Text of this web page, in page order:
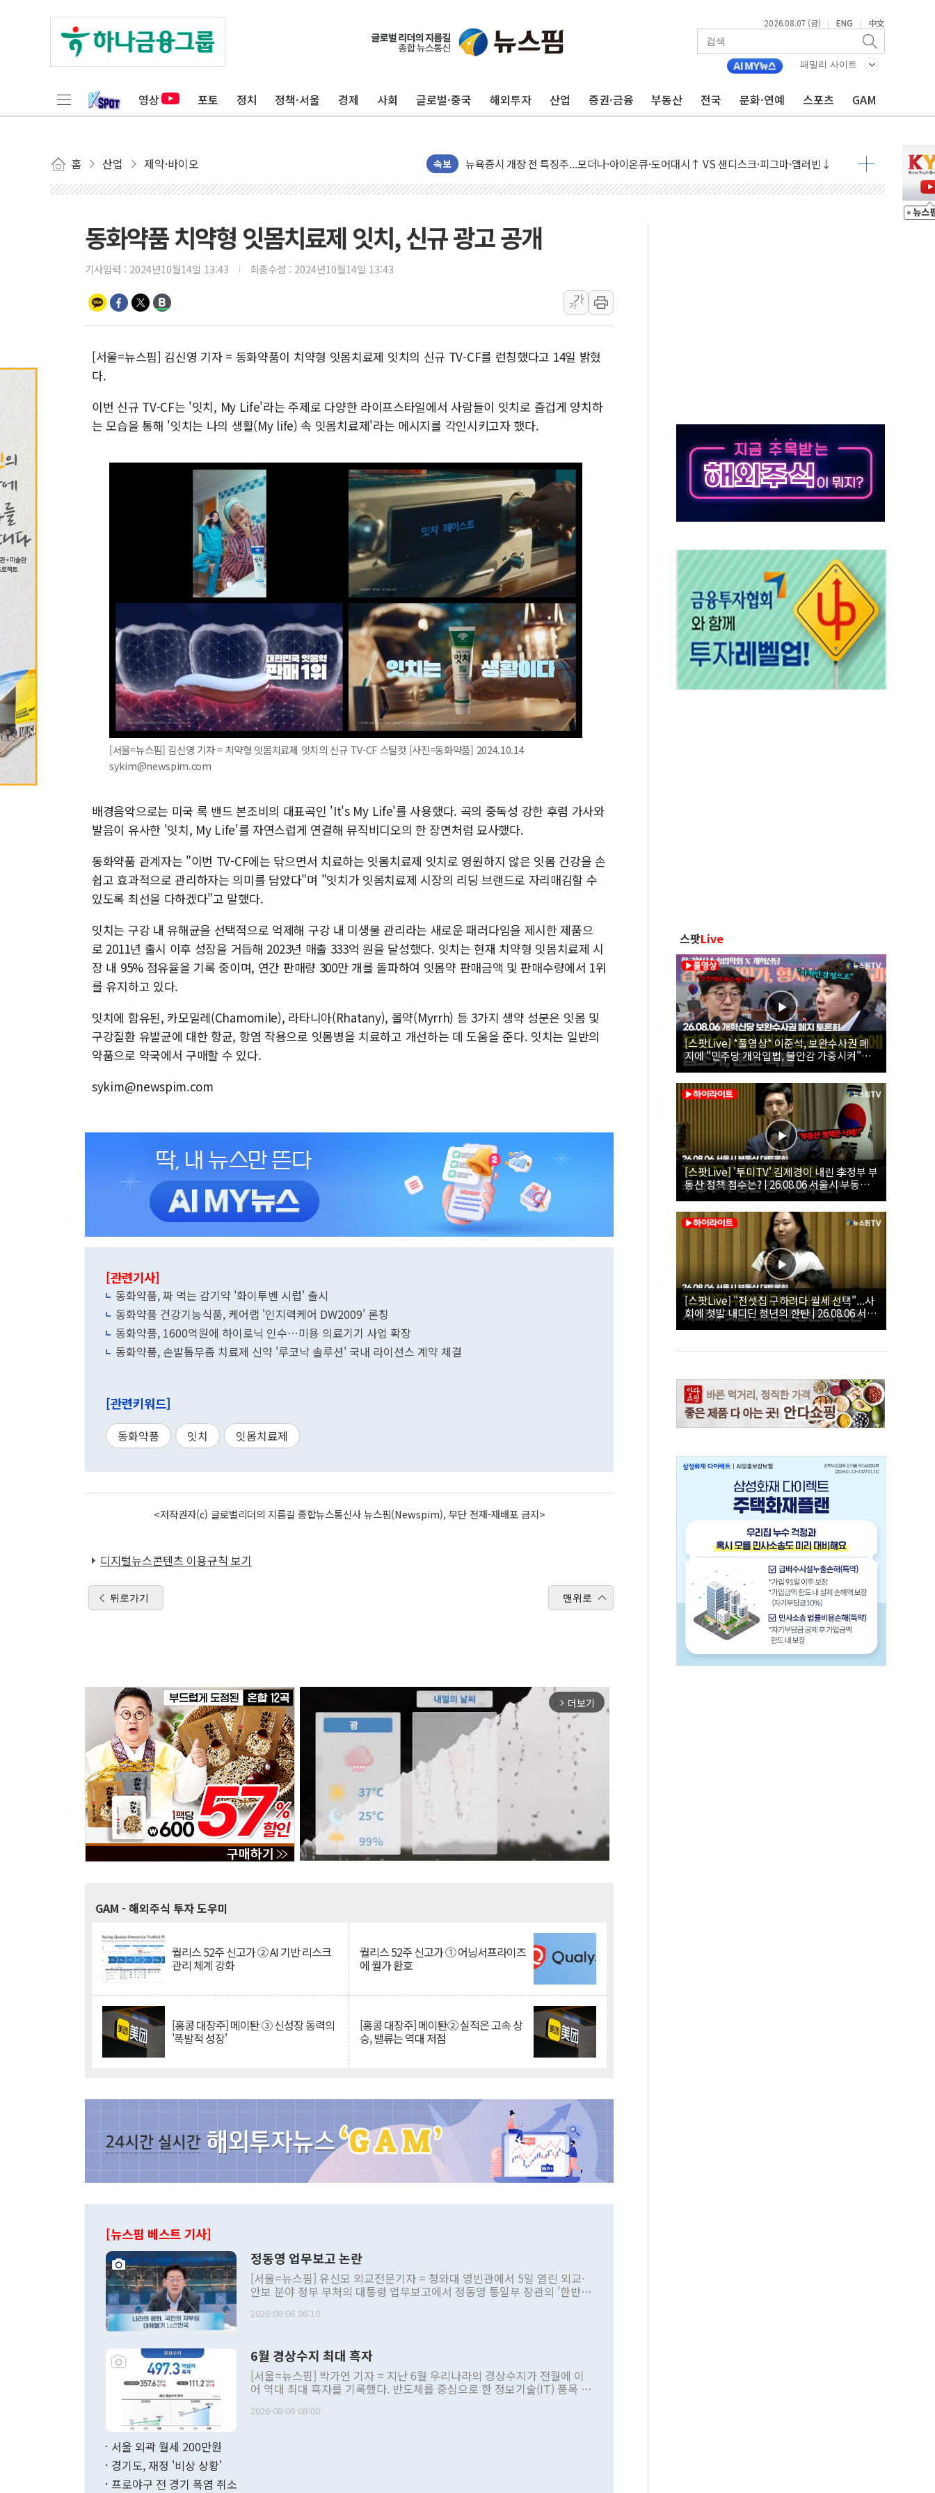
2026.08.07 (금) | ENG | 中文
패밀리 사이트
영상 포토 정치 정책·서울 경제 사회 글로벌·중국 해외투자 산업 증권·금융 부동산 전국 문화·연예 스포츠 GAM
홈 산업 제약·바이오 속보
김정관 장관 "영업이익 N% 성과급 반대…상법·자본시장법 개정 논의"
뉴욕증시 프리뷰, 미 주가선물 AI주 차익실현 속 혼조세...웨스턴디지털·샌디스크↓
금값 7주 만에 최고…美 고용 둔화·호르무즈 재개방 기대에 강세
[베트남 증시] 지수 하락 속 'DGC' 임시 주총 기대감에 홀로 상한가…마진 잔액은 사상 최고
'월가의 황제' 다이먼 "금융시장 레버리지 위험수위…숨은 차입이 더 큰 변수"
김정관 산업부 장관 "주 52시간 손봐야, 경쟁상대 中과 비교해야"
[3보] 북, 원산서 동해로 단거리 탄도미사일 1발 발사… 올해 10번째·42일 만 도발
우크라 드론 전술, 중남미 콜롬비아에 새 안보 위기… 반군·마약카르텔이 습득해 전투 활용
주한미군 "오산기지 누출, 백린 아닌 무해한 표면 부식 물질"
구미 폐염산처리업체서 불 2시간30여분만에 진화...외국인 노동자 숨져
해군과 함께하는 '불금전파, 송정' 시즌2
동화약품 치약형 잇몸치료제 잇치, 신규 광고 공개
기사입력 : 2024년10월14일 13:43 최종수정 : 2024년10월14일 13:43
가
가
[서울=뉴스핌] 김신영 기자 = 동화약품이 치약형 잇몸치료제 잇치의 신규 TV-CF를 런칭했다고 14일 밝혔
다.
이번 신규 TV-CF는 '잇치, My Life'라는 주제로 다양한 라이프스타일에서 사람들이 잇치로 즐겁게 양치하
는 모습을 통해 '잇치는 나의 생활(My life) 속 잇몸치료제'라는 메시지를 각인시키고자 했다.
[서울=뉴스핌] 김신영 기자 = 치약형 잇몸치료제 잇치의 신규 TV-CF 스틸컷 [사진=동화약품] 2024.10.14
sykim@newspim.com
배경음악으로는 미국 록 밴드 본조비의 대표곡인 'It's My Life'를 사용했다. 곡의 중독성 강한 후렴 가사와
발음이 유사한 '잇치, My Life'를 자연스럽게 연결해 뮤직비디오의 한 장면처럼 묘사했다.
동화약품 관계자는 "이번 TV-CF에는 닦으면서 치료하는 잇몸치료제 잇치로 영원하지 않은 잇몸 건강을 손
쉽고 효과적으로 관리하자는 의미를 담았다"며 "잇치가 잇몸치료제 시장의 리딩 브랜드로 자리매김할 수
있도록 최선을 다하겠다"고 말했다.
잇치는 구강 내 유해균을 선택적으로 억제해 구강 내 미생물 관리라는 새로운 패러다임을 제시한 제품으
로 2011년 출시 이후 성장을 거듭해 2023년 매출 333억 원을 달성했다. 잇치는 현재 치약형 잇몸치료제 시
장 내 95% 점유율을 기록 중이며, 연간 판매량 300만 개를 돌파하여 잇몸약 판매금액 및 판매수량에서 1위
를 유지하고 있다.
잇치에 함유된, 카모밀레(Chamomile), 라타니아(Rhatany), 몰약(Myrrh) 등 3가지 생약 성분은 잇몸 및
구강질환 유발균에 대한 항균, 항염 작용으로 잇몸병을 치료하고 개선하는 데 도움을 준다. 잇치는 일반의
약품으로 약국에서 구매할 수 있다.
sykim@newspim.com
[관련기사]
동화약품, 짜 먹는 감기약 '화이투벤 시럽' 출시
동화약품 건강기능식품, 케어랩 '인지력케어 DW2009' 론칭
동화약품, 1600억원에 하이로닉 인수…미용 의료기기 사업 확장
동화약품, 손발톱무좀 치료제 신약 '루코낙 솔루션' 국내 라이선스 계약 체결
[관련키워드]
동화약품 잇치 잇몸치료제
<저작권자(c) 글로벌리더의 지름길 종합뉴스통신사 뉴스핌(Newspim), 무단 전재-재배포 금지>
디지털뉴스콘텐츠 이용규칙 보기
뒤로가기 맨위로
arrow_forward_ios 더보기
GAM - 해외주식 투자 도우미
퀄리스 52주 신고가 ② AI 기반 리스크
관리 체계 강화
퀄리스 52주 신고가 ① 어닝서프라이즈
에 월가 환호
[홍콩 대장주] 메이퇀 ③ 신성장 동력의
'폭발적 성장'
[홍콩 대장주] 메이퇀② 실적은 고속 상
승, 밸류는 역대 저점
[뉴스핌 베스트 기사]
정동영 업무보고 논란
[서울=뉴스핌] 유신모 외교전문기자 = 청와대 영빈관에서 5일 열린 외교·
안보 분야 정부 부처의 대통령 업무보고에서 정동영 통일부 장관의 '한반도
발언 중에는 정부 내 조율을 거치지 않은 사안을 정책으로 추진하겠다고 공
주의적 희망에 근거한 비현실적 구상'이라는 비판을 내놨다. 그동안 정 장
관의 대북 정책 관련 발언이 물의를 빚은 적은 여러 번 있지만 대통령과 유
관 부처 장관이 공개적으로 부정적 입장을 표명한 것은 이례적이다. 정 장
관의 무리한 대북 접근법과 월권을 제어해야 한다는 목소리도 높아지고 있
다. [정동영 통일부 장관이 지난달 23일 오후 서울 종로구 정부서울청사에
2026-08-06 06:10
6월 경상수지 최대 흑자
[서울=뉴스핌] 박가연 기자 = 지난 6월 우리나라의 경상수지가 전월에 이
어 역대 최대 흑자를 기록했다. 반도체를 중심으로 한 정보기술(IT) 품목 수
료=한국은행] 한국은행이 6일 발표한 '2026년 6월 국제수지(잠정)'에 따르
2026-08-06 08:00
서울 외곽 월세 200만원
경기도, 재정 '비상 상황'
프로야구 전 경기 폭염 취소
스팟Live
[스팟Live] *풀영상* 이준석, 보완수사권 폐
지에 "민주당 개악입법, 불안감 가중시켜"｜
26.08.06 개혁신당 보완수사권 폐지 토론회
[스팟Live] '투미TV' 김제경이 내린 李정부 부
동산 정책 점수는? | 26.08.06 서울시 부동산
대토론회
[스팟Live] "전셋집 구하려다 월세 선택"...사
회에 첫발 내디딘 청년의 한탄 | 26.08.06 서울
시 부동산 대토론회